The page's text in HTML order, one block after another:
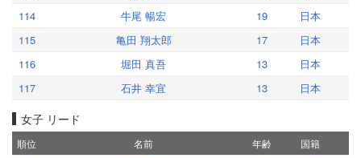
114
牛尾 暢宏 19
日本
115
亀田 翔太郎 17
日本
116
堀田 真吾 13
日本
117
石井 幸宜 13 日本
女子 リード
順位 名前 年齢 国籍